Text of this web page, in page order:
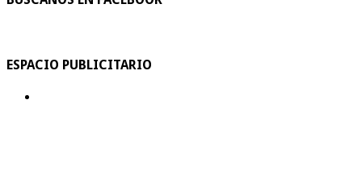
ESPACIO PUBLICITARIO